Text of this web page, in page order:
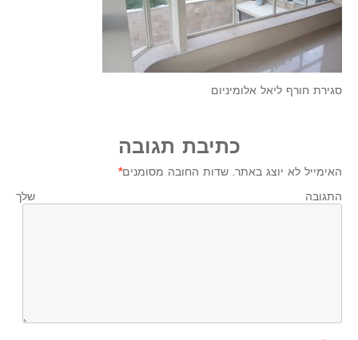
סגירת חורף ליאל אלומיניום
כתיבת תגובה
האימייל לא יוצג באתר. שדות החובה מסומנים*
התגובה שלך